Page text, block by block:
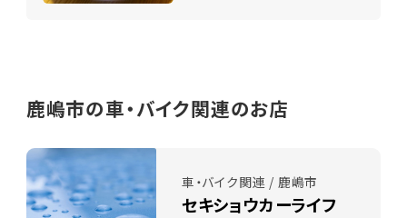
鹿嶋市の車・バイク関連のお店
車・バイク関連 / 鹿嶋市
セキショウカーライフ